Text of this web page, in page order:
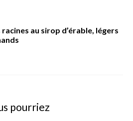
racines au sirop d’érable, légers
pourriez